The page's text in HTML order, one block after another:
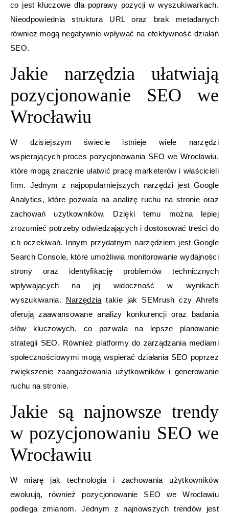
co jest kluczowe dla poprawy pozycji w wyszukiwarkach.
Nieodpowiednia struktura URL oraz brak metadanych
również mogą negatywnie wpływać na efektywność działań
SEO.
Jakie narzędzia ułatwiają
pozycjonowanie SEO we
Wrocławiu
W dzisiejszym świecie istnieje wiele narzędzi
wspierających proces pozycjonowania SEO we Wrocławiu,
które mogą znacznie ułatwić pracę marketerów i właścicieli
firm. Jednym z najpopularniejszych narzędzi jest Google
Analytics, które pozwala na analizę ruchu na stronie oraz
zachowań użytkowników. Dzięki temu można lepiej
zrozumieć potrzeby odwiedzających i dostosować treści do
ich oczekiwań. Innym przydatnym narzędziem jest Google
Search Console, które umożliwia monitorowanie wydajności
strony oraz identyfikację problemów technicznych
wpływających na jej widoczność w wynikach
wyszukiwania. Narzędzia takie jak SEMrush czy Ahrefs
oferują zaawansowane analizy konkurencji oraz badania
słów kluczowych, co pozwala na lepsze planowanie
strategii SEO. Również platformy do zarządzania mediami
społecznościowymi mogą wspierać działania SEO poprzez
zwiększenie zaangażowania użytkowników i generowanie
ruchu na stronie.
Jakie są najnowsze trendy
w pozycjonowaniu SEO we
Wrocławiu
W miarę jak technologia i zachowania użytkowników
ewoluują, również pozycjonowanie SEO we Wrocławiu
podlega zmianom. Jednym z najnowszych trendów jest